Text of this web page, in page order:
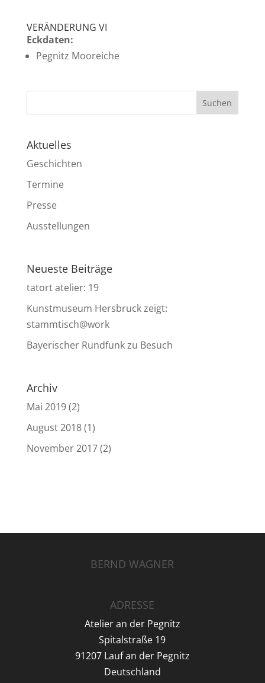
VERÄNDERUNG VI
Eckdaten:
Pegnitz Mooreiche
Aktuelles
Geschichten
Termine
Presse
Ausstellungen
Neueste Beiträge
tatort atelier: 19
Kunstmuseum Hersbruck zeigt:
stammtisch@work
Bayerischer Rundfunk zu Besuch
Archiv
Mai 2019(2)
August 2018(1)
November 2017(2)
BERND WAGNER
ADRESSE
Atelier an der Pegnitz
Spitalstraße 19
91207 Lauf an der Pegnitz
Deutschland